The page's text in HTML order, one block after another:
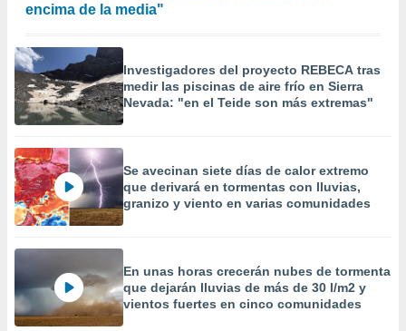
encima de la media"
Investigadores del proyecto REBECA tras
medir las piscinas de aire frío en Sierra
Nevada: "en el Teide son más extremas"
Se avecinan siete días de calor extremo
que derivará en tormentas con lluvias,
granizo y viento en varias comunidades
En unas horas crecerán nubes de tormenta
que dejarán lluvias de más de 30 l/m2 y
vientos fuertes en cinco comunidades